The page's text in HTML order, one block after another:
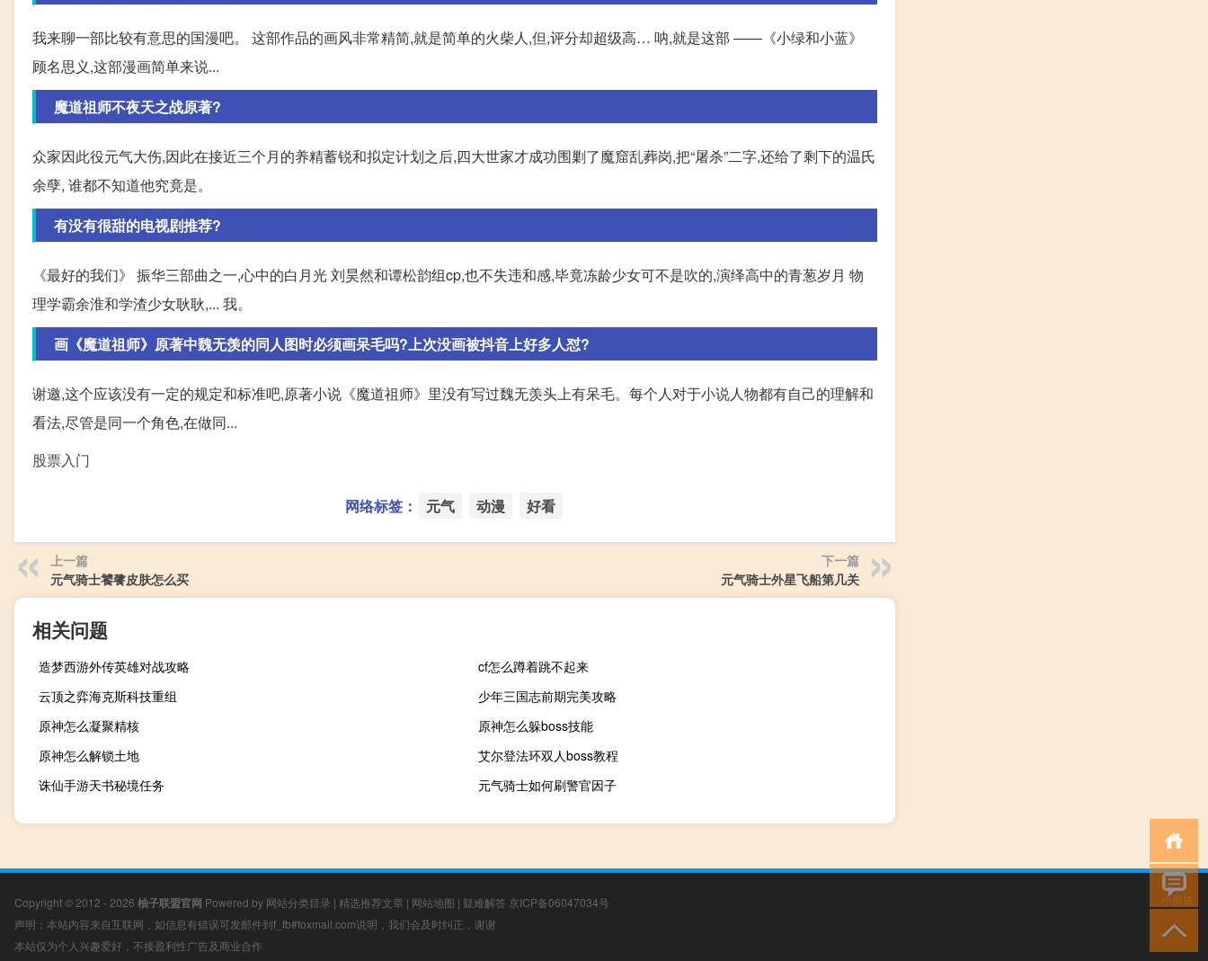
我来聊一部比较有意思的国漫吧。 这部作品的画风非常精简,就是简单的火柴人,但,评分却超级高… 呐,就是这部 ——《小绿和小蓝》
顾名思义,这部漫画简单来说...
魔道祖师不夜天之战原著?
众家因此役元气大伤,因此在接近三个月的养精蓄锐和拟定计划之后,四大世家才成功围剿了魔窟乱葬岗,把“屠杀”二字,还给了剩下的温氏
余孽, 谁都不知道他究竟是。
有没有很甜的电视剧推荐?
《最好的我们》 振华三部曲之一,心中的白月光 刘昊然和谭松韵组cp,也不失违和感,毕竟冻龄少女可不是吹的,演绎高中的青葱岁月 物
理学霸余淮和学渣少女耿耿,... 我。
画《魔道祖师》原著中魏无羡的同人图时必须画呆毛吗?上次没画被抖音上好多人怼?
谢邀,这个应该没有一定的规定和标准吧,原著小说《魔道祖师》里没有写过魏无羡头上有呆毛。每个人对于小说人物都有自己的理解和
看法,尽管是同一个角色,在做同...
股票入门
网络标签： 元气 动漫 好看
上一篇
元气骑士饕餮皮肤怎么买
下一篇
元气骑士外星飞船第几关
相关问题
造梦西游外传英雄对战攻略
cf怎么蹲着跳不起来
云顶之弈海克斯科技重组
少年三国志前期完美攻略
原神怎么凝聚精核
原神怎么躲boss技能
原神怎么解锁土地
艾尔登法环双人boss教程
诛仙手游天书秘境任务
元气骑士如何刷警官因子
Copyright © 2012 - 2026 柚子联盟官网 Powered by 网站分类目录 | 精选推荐文章 | 网站地图 | 疑难解答 京ICP备06047034号
声明：本站内容来自互联网，如信息有错误可发邮件到f_fb#foxmail.com说明，我们会及时纠正，谢谢
本站仅为个人兴趣爱好，不接盈利性广告及商业合作
小男孩